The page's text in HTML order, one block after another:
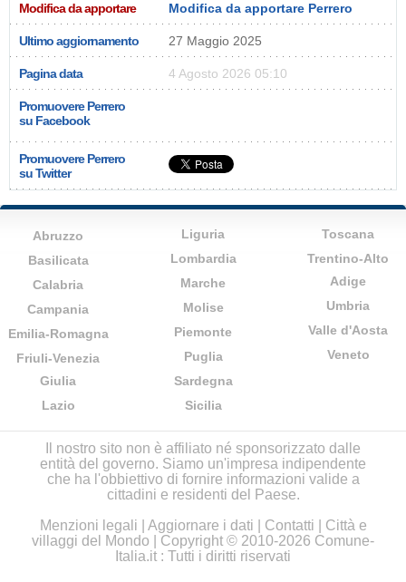
Modifica da apportare Modifica da apportare Perrero
Ultimo aggiornamento 27 Maggio 2025
Pagina data 4 Agosto 2026 05:10
Promuovere Perrero
su Facebook
Promuovere Perrero
su Twitter
Abruzzo
Basilicata
Calabria
Campania
Emilia-Romagna
Friuli-Venezia
Giulia
Lazio
Liguria
Lombardia
Marche
Molise
Piemonte
Puglia
Sardegna
Sicilia
Toscana
Trentino-Alto
Adige
Umbria
Valle d'Aosta
Veneto
Il nostro sito non è affiliato né sponsorizzato dalle
entità del governo. Siamo un'impresa indipendente
che ha l'obbiettivo di fornire informazioni valide a
cittadini e residenti del Paese.
Menzioni legali
Aggiornare i dati Contatti
Città e
villaggi del Mondo | Copyright © 2010-2026 Comune-
Italia.it : Tutti i diritti riservati